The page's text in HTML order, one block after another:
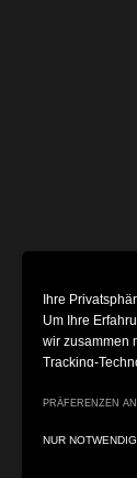
Ihre
Um Ihre
wir zusammen
Tracking-
Website
Informationen
NUR
PRÄFERENZEN